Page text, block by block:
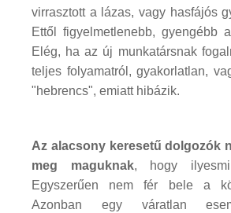
virrasztott a lázas, vagy hasfájós
Ettől figyelmetlenebb, gyengébb
Elég, ha az új munkatársnak
teljes folyamatról, gyakorlatlan,
"hebrencs", emiatt hibázik.
Az alacsony keresetű dolgozók
meg maguknak, hogy
Egyszerűen nem fér bele a
Azonban egy váratlan